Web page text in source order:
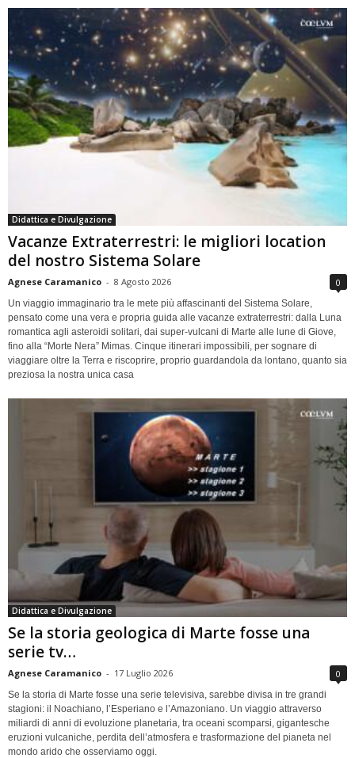
Didattica e Divulgazione
Vacanze Extraterrestri: le migliori location
del nostro Sistema Solare
Agnese Caramanico - 8 Agosto 2026 0
Un viaggio immaginario tra le mete più affascinanti del Sistema Solare,
pensato come una vera e propria guida alle vacanze extraterrestri: dalla Luna
romantica agli asteroidi solitari, dai super-vulcani di Marte alle lune di Giove,
fino alla “Morte Nera” Mimas. Cinque itinerari impossibili, per sognare di
viaggiare oltre la Terra e riscoprire, proprio guardandola da lontano, quanto sia
preziosa la nostra unica casa
Didattica e Divulgazione
Se la storia geologica di Marte fosse una
serie tv…
Agnese Caramanico - 17 Luglio 2026 0
Se la storia di Marte fosse una serie televisiva, sarebbe divisa in tre grandi
stagioni: il Noachiano, l’Esperiano e l’Amazoniano. Un viaggio attraverso
miliardi di anni di evoluzione planetaria, tra oceani scomparsi, gigantesche
eruzioni vulcaniche, perdita dell’atmosfera e trasformazione del pianeta nel
mondo arido che osserviamo oggi.